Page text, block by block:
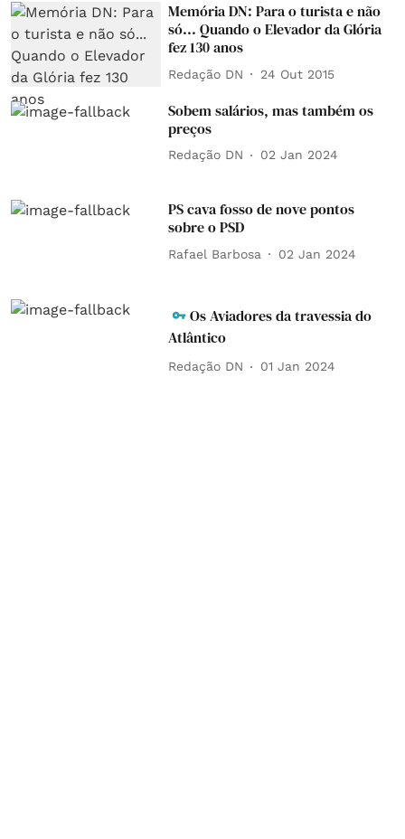
Memória DN: Para o turista e não
só... Quando o Elevador da Glória
fez 130 anos
Redação DN 24 Out 2015
Sobem salários, mas também os
preços
Redação DN 02 Jan 2024
PS cava fosso de nove pontos
sobre o PSD
Rafael Barbosa 02 Jan 2024
Os Aviadores da travessia do
Atlântico
Redação DN 01 Jan 2024